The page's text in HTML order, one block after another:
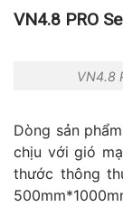
VN4.8 PRO
VN4.8
Dòng sản
chịu với gió
thước thông